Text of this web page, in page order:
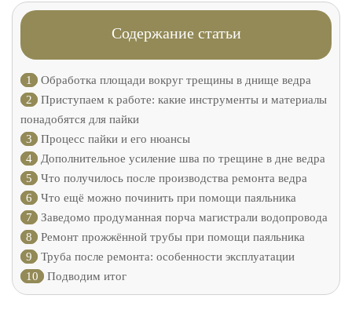
Содержание статьи
1
Обработка площади вокруг трещины в днище ведра
2
Приступаем к работе: какие инструменты и материалы
понадобятся для пайки
3
Процесс пайки и его нюансы
4
Дополнительное усиление шва по трещине в дне ведра
5
Что получилось после производства ремонта ведра
6
Что ещё можно починить при помощи паяльника
7
Заведомо продуманная порча магистрали водопровода
8
Ремонт прожжённой трубы при помощи паяльника
9
Труба после ремонта: особенности эксплуатации
10
Подводим итог